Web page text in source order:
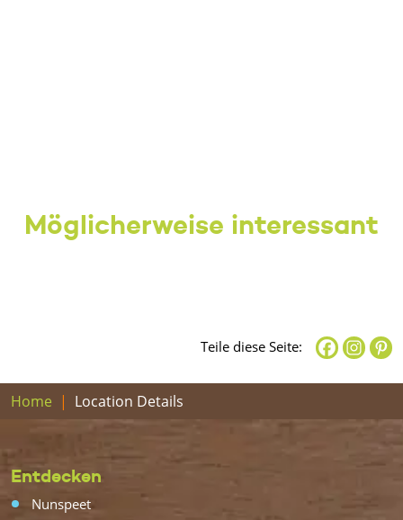
Möglicherweise interessant
Teile diese Seite:
Home Location Details
Entdecken
Nunspeet